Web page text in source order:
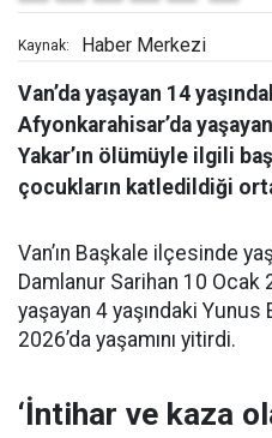
Kaynak: Haber Merkezi
Van’da yaşayan 14
Afyonkarahisar’da
Yakar’ın ölümüyle ilgili
çocukların katledildiği
Van’ın Başkale ilçesinde
Damlanur Sarihan 10 Ocak
yaşayan 4 yaşındaki Yunus
2026’da yaşamını yitirdi.
‘İntihar ve kaza